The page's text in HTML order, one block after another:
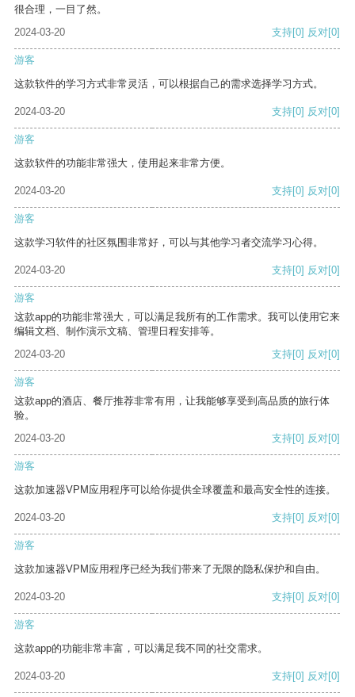
很合理，一目了然。
2024-03-20
支持[0] 反对[0]
游客
这款软件的学习方式非常灵活，可以根据自己的需求选择学习方式。
2024-03-20 支持[0] 反对[0]
游客
这款软件的功能非常强大，使用起来非常方便。
2024-03-20 支持[0] 反对[0]
游客
这款学习软件的社区氛围非常好，可以与其他学习者交流学习心得。
2024-03-20 支持[0] 反对[0]
游客
这款app的功能非常强大，可以满足我所有的工作需求。我可以使用它来
编辑文档、制作演示文稿、管理日程安排等。
2024-03-20
支持[0] 反对[0]
游客
这款app的酒店、餐厅推荐非常有用，让我能够享受到高品质的旅行体
验。
2024-03-20
支持[0] 反对[0]
游客
这款加速器VPM应用程序可以给你提供全球覆盖和最高安全性的连接。
2024-03-20 支持[0] 反对[0]
游客
这款加速器VPM应用程序已经为我们带来了无限的隐私保护和自由。
2024-03-20 支持[0] 反对[0]
游客
这款app的功能非常丰富，可以满足我不同的社交需求。
2024-03-20 支持[0] 反对[0]